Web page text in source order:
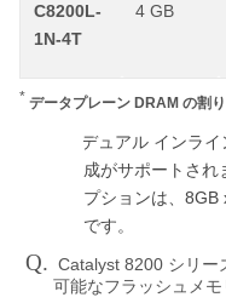
C8200L-
1N-4T
4 GB
* データプレーン DRAM の割
単一のデュアル インライ
成がサポートされ
プションは、 8GB
です。
Q. Catalyst 8200 シリー
可能なフラッシュメモ